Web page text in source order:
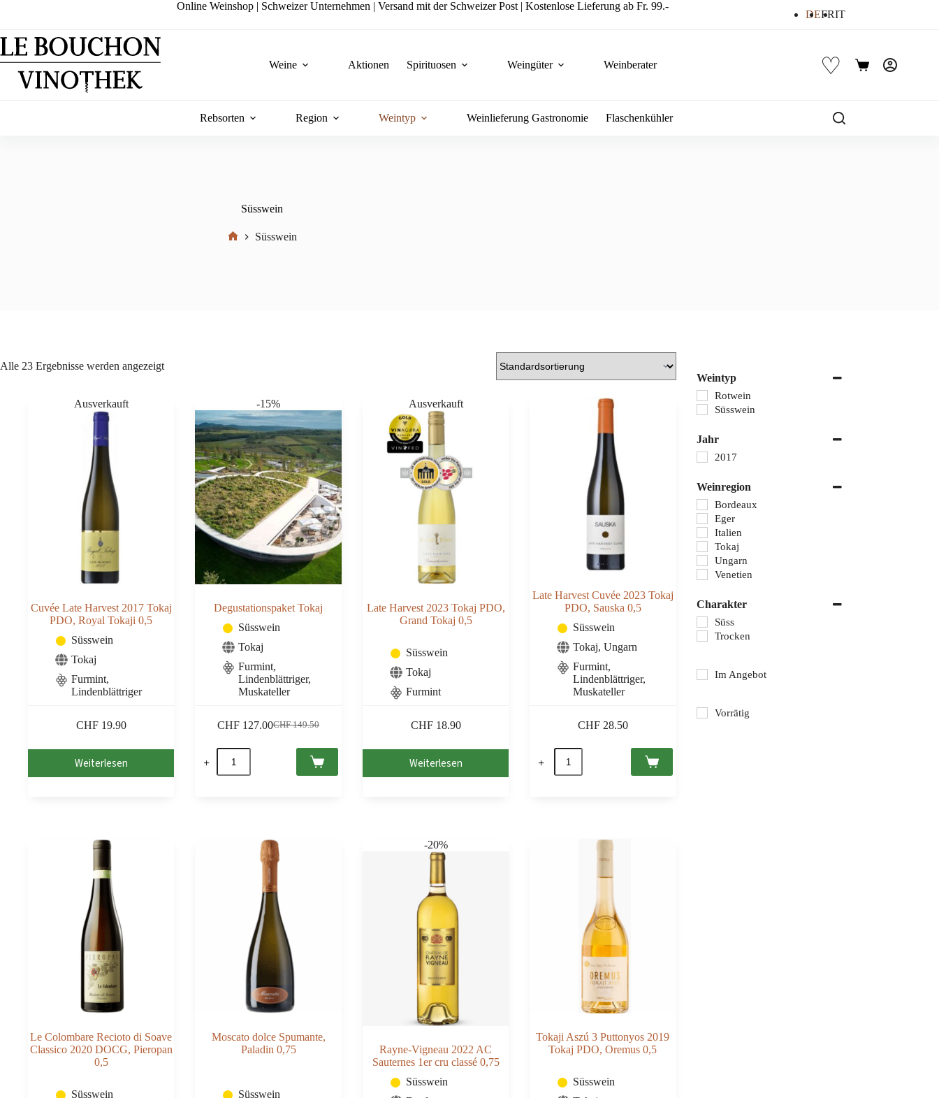
Online Weinshop | Schweizer Unternehmen | Versand mit der Schweizer Post | Kostenlose Lieferung ab Fr. 99.-
DEFRIT
Weine Aktionen Spirituosen Weingüter Weinberater ♡ Warenkorb
Rebsorten Region Weintyp Weinlieferung Gastronomie Flaschenkühler
Süsswein
Süsswein
Alle 23 Ergebnisse werden angezeigt
Cuvée Late Harvest 2017 Tokaj
PDO, Royal Tokaji 0,5
Süsswein
Tokaj
Furmint,
Lindenblättriger
CHF19.90
Weiterlesen
-15%
Degustationspaket Tokaj
Süsswein
Tokaj
Furmint,
Lindenblättriger,
Muskateller
CHF149.50
Ursprünglicher
CHF 149.50
CHF 127.00Aktueller
CHF 127.00.
Degustationspaket
Tokaj
Menge
Late Harvest 2023 Tokaj PDO,
Grand Tokaj 0,5
Süsswein
Tokaj
Furmint
CHF18.90
Weiterlesen
Late Harvest Cuvée 2023 Tokaj
PDO, Sauska 0,5
Süsswein
Tokaj,Ungarn
Furmint,
Lindenblättriger,
Muskateller
CHF28.50
Late
Harvest
Cuvée
Le Colombare Recioto di Soave
Classico 2020 DOCG, Pieropan
0,5
Süsswein
Moscato dolce Spumante,
Paladin 0,75
Süsswein
-20%
Rayne-Vigneau 2022 AC
Sauternes 1er cru classé 0,75
Süsswein
Tokaji Aszú 3 Puttonyos 2019
Tokaj PDO, Oremus 0,5
Süsswein
Weintyp
Rotwein
Süsswein
Jahr
2017
Weinregion
Bordeaux
Eger
Italien
Tokaj
Ungarn
Venetien
Charakter
Süss
Trocken
Im Angebot
Vorrätig